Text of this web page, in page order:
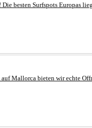
besten Surfspots Europas
Mallorca bieten wir echte